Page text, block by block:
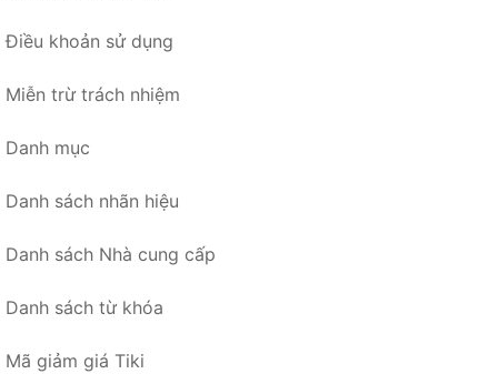
Điều khoản sử dụng
Miễn trừ trách nhiệm
Danh mục
Danh sách nhãn hiệu
Danh sách Nhà cung cấp
Danh sách từ khóa
Mã giảm giá Tiki